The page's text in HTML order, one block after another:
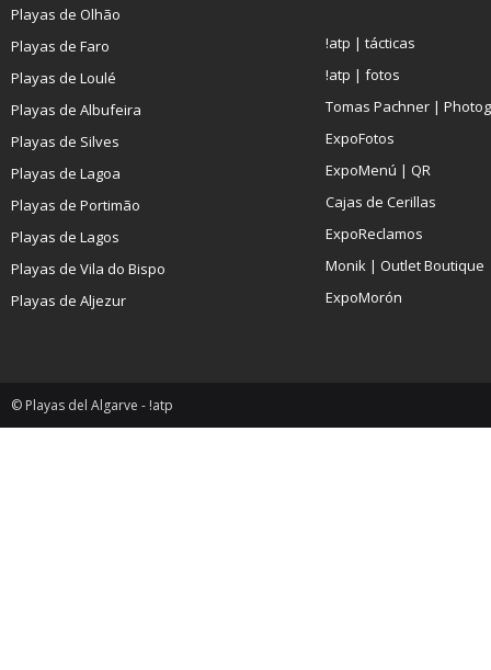
Playas de Olhão
Playas de Faro
Playas de Loulé
Playas de Albufeira
Playas de Silves
Playas de Lagoa
Playas de Portimão
Playas de Lagos
Playas de Vila do Bispo
Playas de Aljezur
!atp | tácticas
!atp | fotos
Tomas Pachner |
ExpoFotos
ExpoMenú | QR
Cajas de Cerillas
ExpoReclamos
Monik | Outlet Boutique
ExpoMorón
© Playas del Algarve - !atp